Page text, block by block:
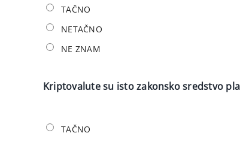
TAČNO
NETAČNO
NE ZNAM
Kriptovalute su isto zakonsko sredstvo
TAČNO